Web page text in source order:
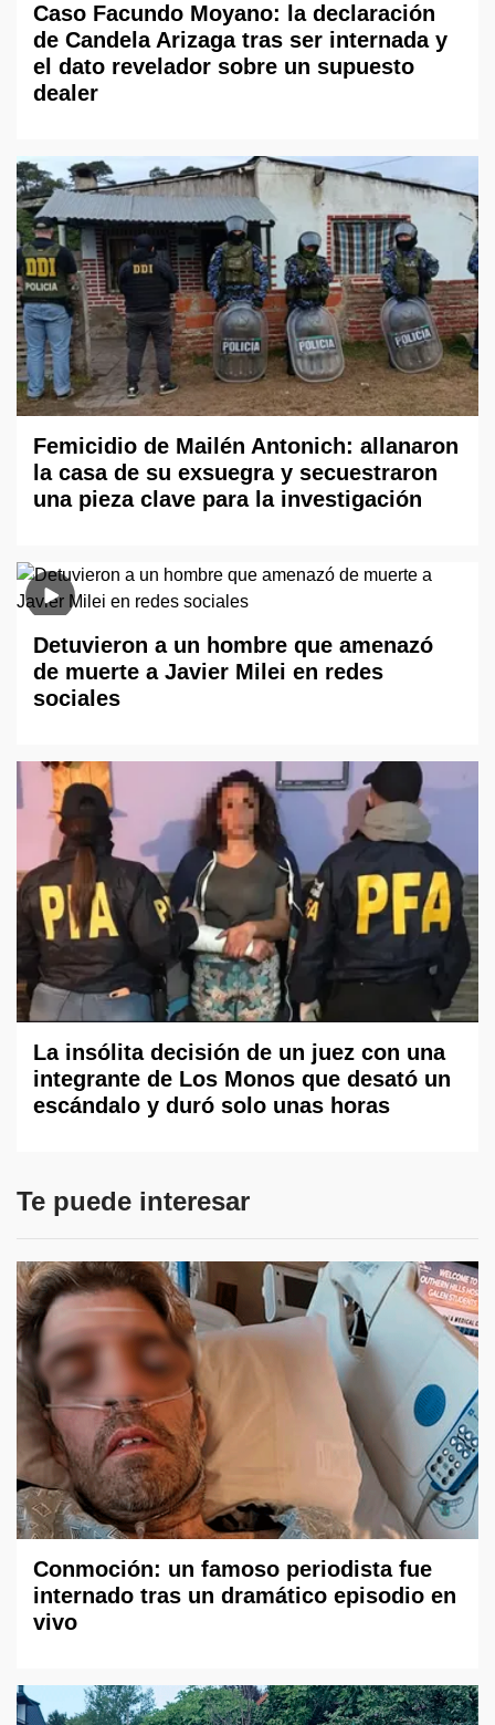
Caso Facundo Moyano: la declaración
de Candela Arizaga tras ser internada y
el dato revelador sobre un supuesto
dealer
Femicidio de Mailén Antonich: allanaron
la casa de su exsuegra y secuestraron
una pieza clave para la investigación
Detuvieron a un hombre que amenazó
de muerte a Javier Milei en redes
sociales
La insólita decisión de un juez con una
integrante de Los Monos que desató un
escándalo y duró solo unas horas
Te puede interesar
Conmoción: un famoso periodista fue
internado tras un dramático episodio en
vivo